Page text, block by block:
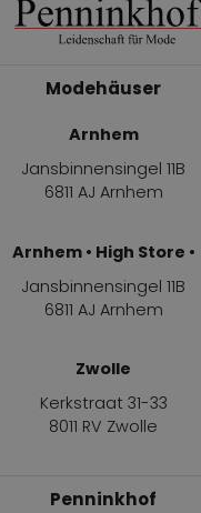
Modehäuser
Arnhem
Jansbinnensingel 11B
6811 AJ Arnhem
Arnhem • High Store •
Jansbinnensingel 11B
6811 AJ Arnhem
Zwolle
Kerkstraat 31-33
8011 RV Zwolle
Penninkhof